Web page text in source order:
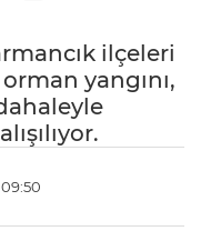
ilçeleri
yangını,